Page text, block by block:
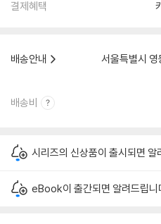
결제혜택
배송안내
서울특별시
배송비
시리즈의 신상품이 출시되면 알
eBook이 출간되면 알려드립니